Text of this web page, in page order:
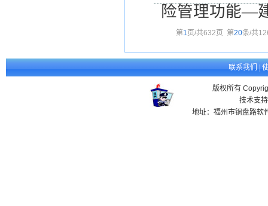
险管理功能—
第1 页/共632 页 第20条/共
联系我们|
版权所有
技术支
地址：福州市铜盘路软